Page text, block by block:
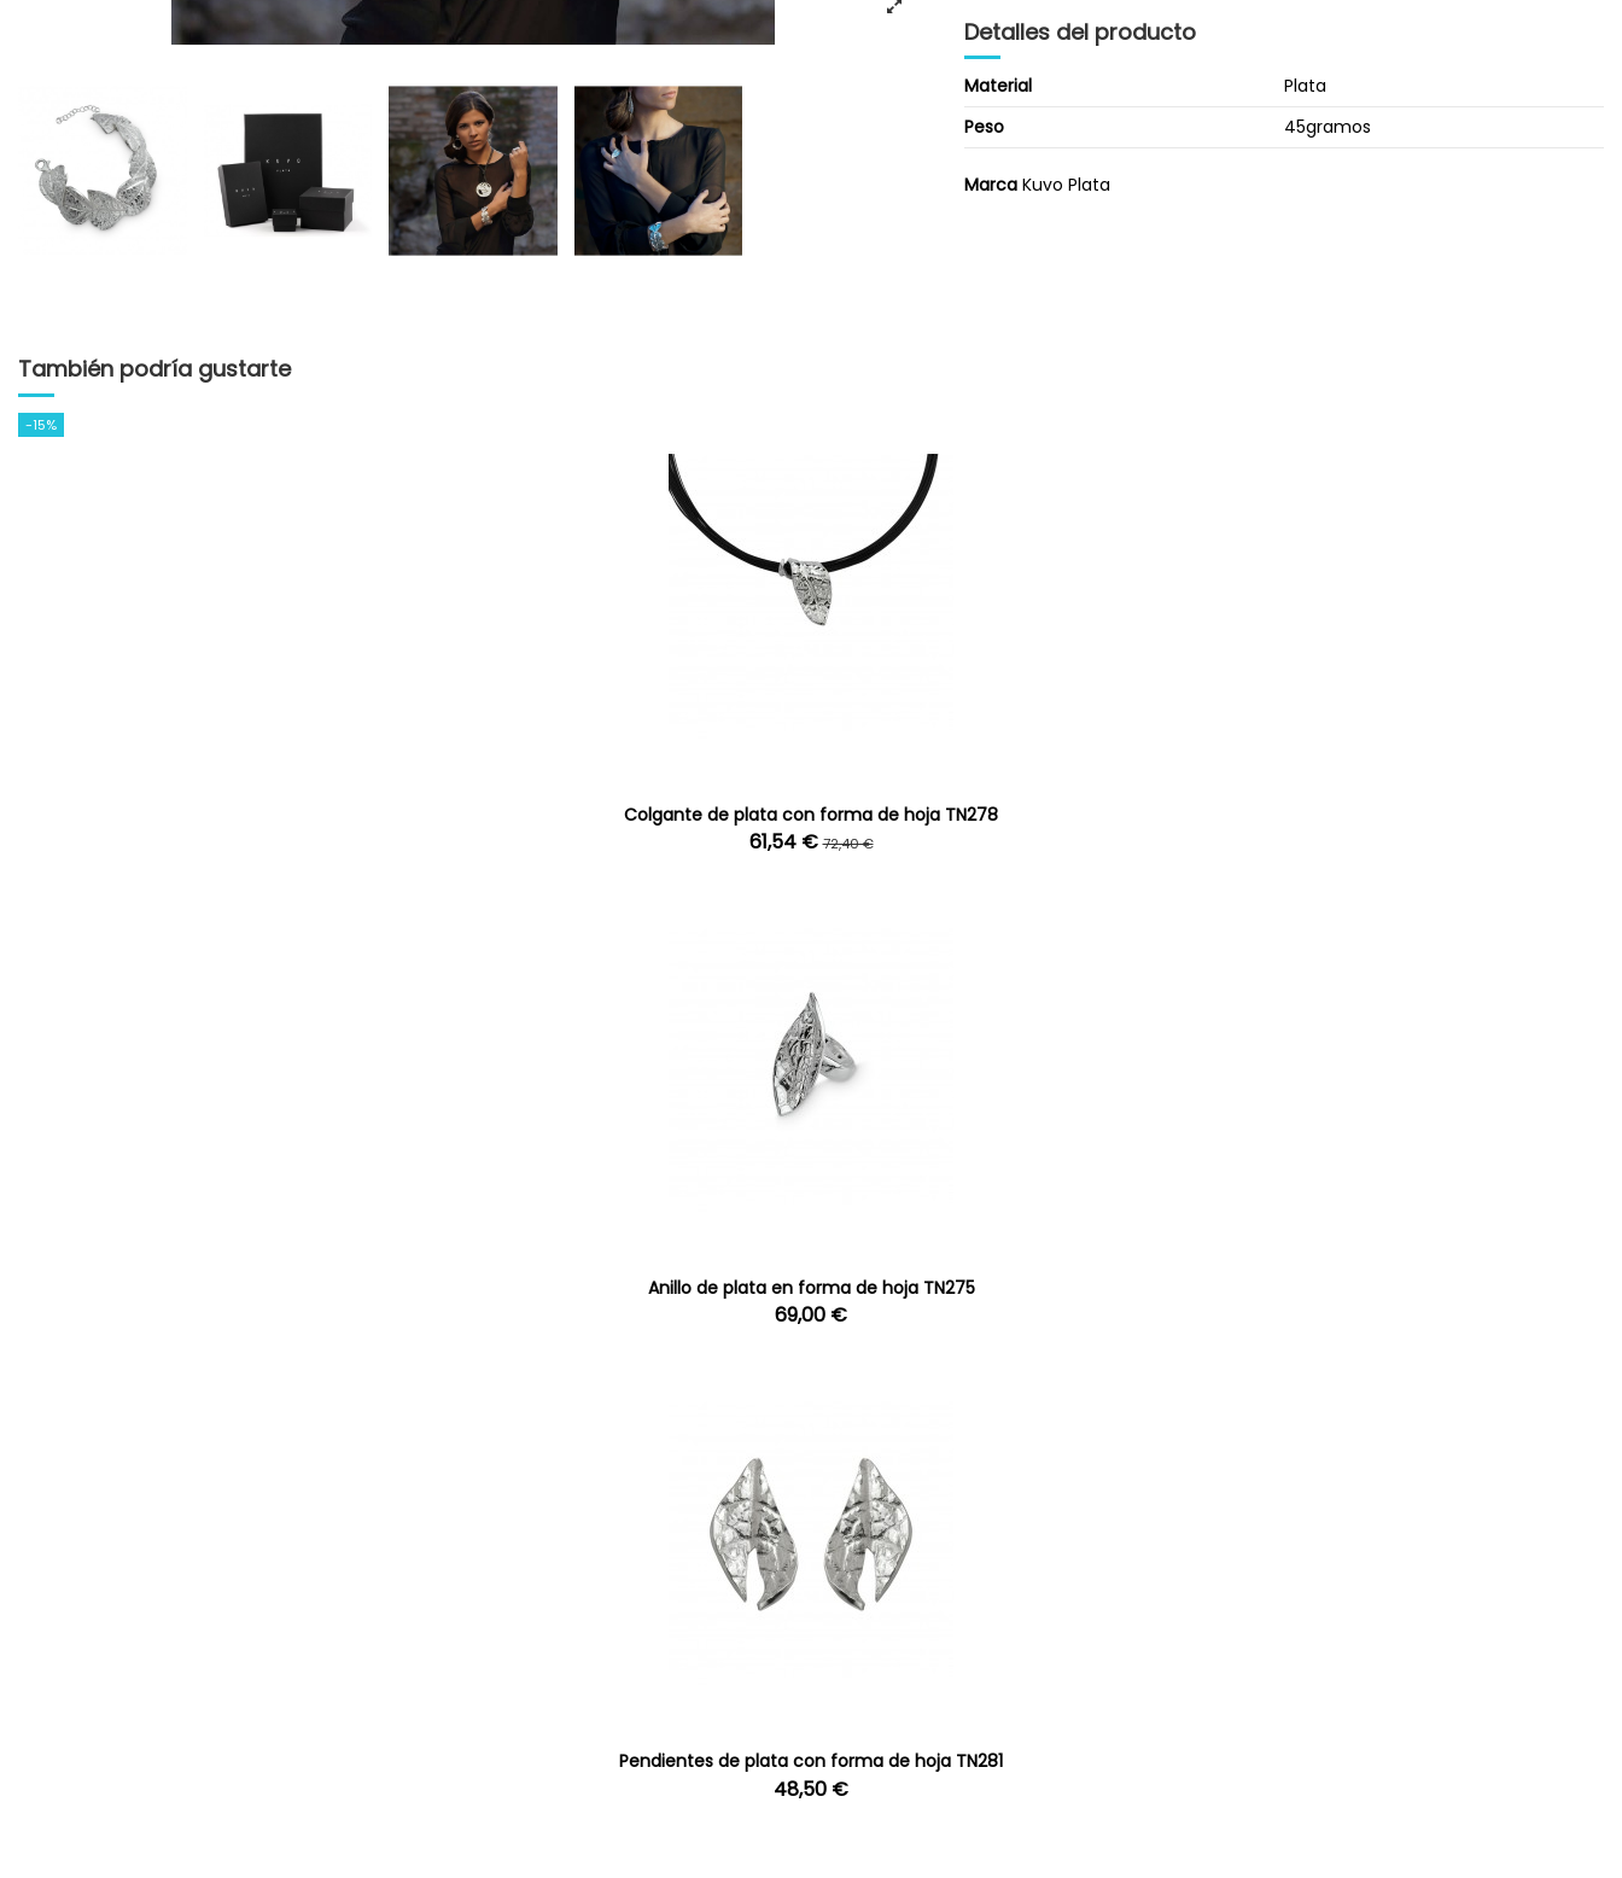
Detalles del producto
Material
Plata
Peso
45gramos
Marca Kuvo Plata
También podría gustarte
-15%
Colgante de plata con forma de hoja TN278
61,54 €72,40 €
Anillo de plata en forma de hoja TN275
69,00 €
Pendientes de plata con forma de hoja TN281
48,50 €